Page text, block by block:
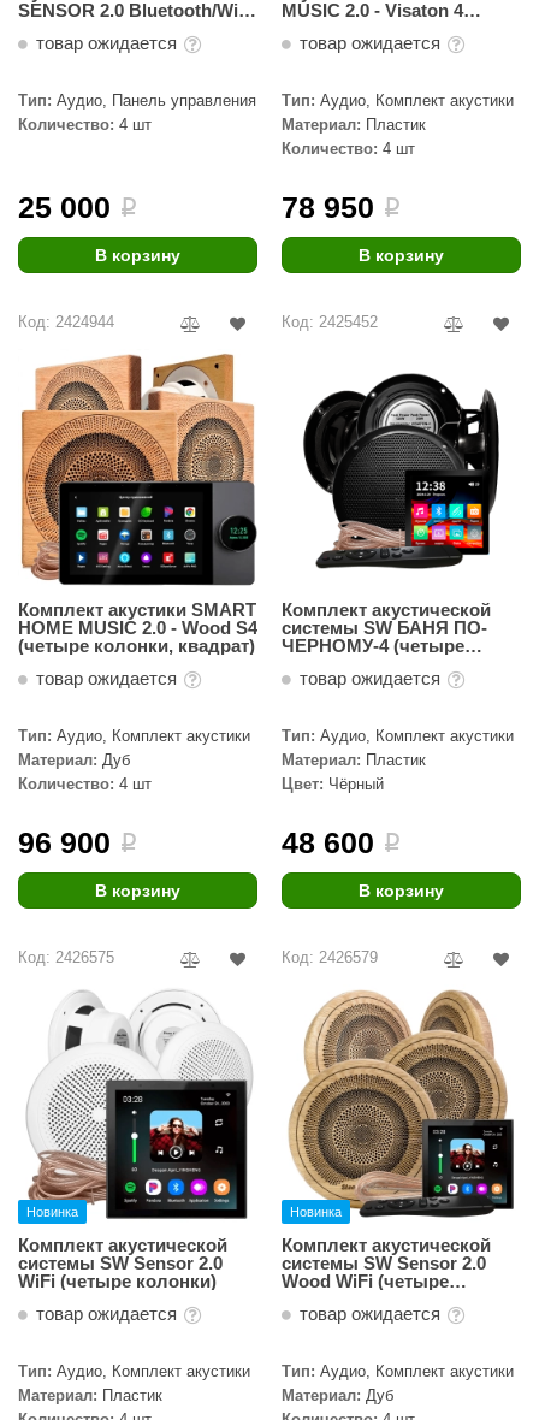
SENSOR 2.0 Bluetooth/Wi-
товар ожидается
Тип: Аудио, Панель управления
Количество: 4 шт
25 000 i
В корзину
MUSIC 2.0 - Visaton 4
товар ожидается
Тип: Аудио, Комплект акустики
Материал: Пластик
Количество: 4 шт
78 950 i
В корзину
Код: 2424944
Комплект акустики SMART
HOME MUSIC 2.0 - Wood S4
(четыре колонки, квадрат)
товар ожидается
Тип: Аудио, Комплект акустики
Материал: Дуб
Количество: 4 шт
96 900 i
В корзину
Код: 2425452
Комплект акустической
системы SW БАНЯ ПО-
ЧЕРНОМУ-4 (четыре
товар ожидается
Тип: Аудио, Комплект акустики
Материал: Пластик
Цвет: Чёрный
48 600 i
В корзину
Код: 2426575
Новинка
Комплект акустической
системы SW Sensor 2.0
WiFi (четыре колонки)
товар ожидается
Тип: Аудио, Комплект акустики
Материал: Пластик
Код: 2426579
Новинка
Комплект акустической
системы SW Sensor 2.0
Wood WiFi (четыре
товар ожидается
Тип: Аудио, Комплект акустики
Материал: Дуб